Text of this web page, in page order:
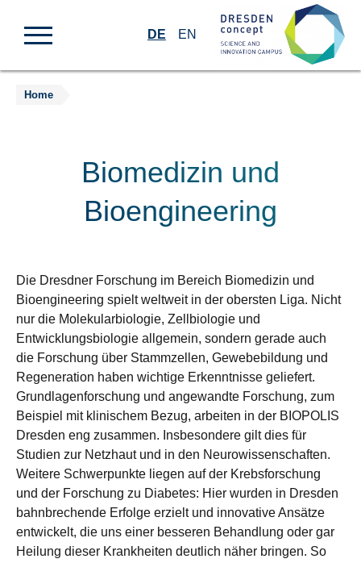
Zum
DE EN
Home
Biomedizin und
Bioengineering
Die Dresdner Forschung im Bereich Biomedizin und
Bioengineering spielt weltweit in der obersten Liga. Nicht
nur die Molekularbiologie, Zellbiologie und
Entwicklungsbiologie allgemein, sondern gerade auch
die Forschung über Stammzellen, Gewebebildung und
Regeneration haben wichtige Erkenntnisse geliefert.
Grundlagenforschung und angewandte Forschung, zum
Beispiel mit klinischem Bezug, arbeiten in der BIOPOLIS
Dresden eng zusammen. Insbesondere gilt dies für
Studien zur Netzhaut und in den Neurowissenschaften.
Weitere Schwerpunkte liegen auf der Krebsforschung
und der Forschung zu Diabetes: Hier wurden in Dresden
bahnbrechende Erfolge erzielt und innovative Ansätze
entwickelt, die uns einer besseren Behandlung oder gar
Heilung dieser Krankheiten deutlich näher bringen. So